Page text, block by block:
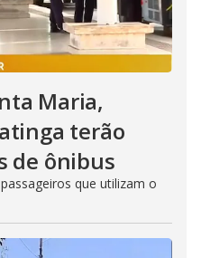
Maria,
terão
de ônibus
que utilizam o